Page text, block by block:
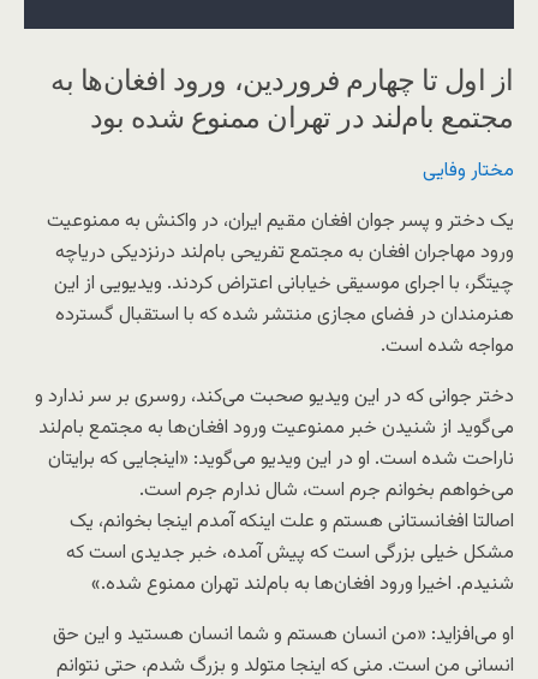
از اول تا چهارم فروردین، ورود افغان‌ها به
مجتمع بام‌لند در تهران ممنوع شده بود
مختار وفایی
یک دختر و پسر جوان افغان مقیم ایران، در واکنش به ممنوعیت
ورود مهاجران افغان به مجتمع تفریحی بام‌لند درنزدیکی دریاچه
چیتگر، با اجرای موسیقی خیابانی اعتراض کردند. ویدیویی از این
هنرمندان در فضای مجازی منتشر شده که با استقبال گسترده
مواجه شده است.
دختر جوانی که در این ویدیو صحبت می‌کند، روسری بر سر ندارد و
می‌گوید از شنیدن خبر ممنوعیت ورود افغان‌ها به مجتمع بام‌لند
ناراحت شده است. او در این ویدیو می‌گوید: «اینجایی که برایتان
می‌خواهم بخوانم جرم است، شال ندارم جرم است.
اصالتا افغانستانی هستم و علت اینکه آمدم اینجا بخوانم، یک
مشکل خیلی بزرگی است که پیش آمده، خبر جدیدی است که
شنیدم. اخیرا ورود افغان‌ها به بام‌لند تهران ممنوع شده.»
او می‌افزاید: «من انسان هستم و شما انسان هستید و این حق
انسانی من است. منی که اینجا متولد و بزرگ شدم، حتی نتوانم